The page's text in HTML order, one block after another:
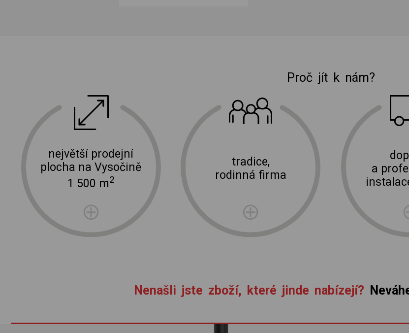
Proč jít k nám?
největší prodejní
plocha na Vysočině
1 500 m2
tradice,
rodinná firma
a
doprava a instalace elektro zařízení E-shop Elektro Burian
Nenašli jste zboží, které jinde nabízejí?